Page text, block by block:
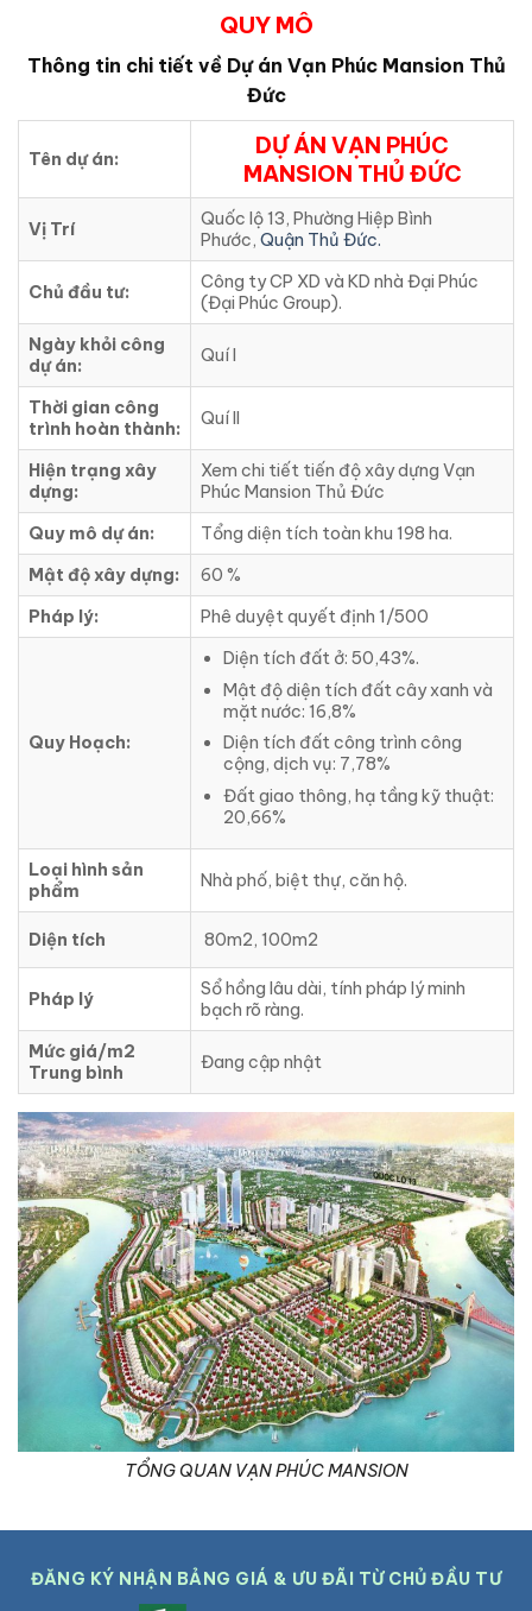
QUY MÔ
Thông tin chi tiết về Dự án Vạn Phúc Mansion Thủ
Đức
Tên dự án:
DỰ ÁN VẠN PHÚC
MANSION THỦ ĐỨC
Vị Trí
Quốc lộ 13, Phường Hiệp Bình
Phước, Quận Thủ Đức.
Chủ đầu tư:
Công ty CP XD và KD nhà Đại Phúc
(Đại Phúc Group).
Ngày khỏi công
dự án:
Quí I
Thời gian công
trình hoàn thành:
Quí II
Hiện trạng xây
dựng:
Xem chi tiết tiến độ xây dựng Vạn
Phúc Mansion Thủ Đức
Quy mô dự án:
Tổng diện tích toàn khu 198 ha.
Mật độ xây dựng:
60 %
Pháp lý:
Phê duyệt quyết định 1/500
Quy Hoạch:
Diện tích đất ở: 50,43%.
Mật độ diện tích đất cây xanh và
mặt nước: 16,8%
Diện tích đất công trình công
cộng, dịch vụ: 7,78%
Đất giao thông, hạ tầng kỹ thuật:
20,66%
Loại hình sản
phẩm
Nhà phố, biệt thự, căn hộ.
Diện tích 80m2, 100m2
Pháp lý
Sổ hồng lâu dài, tính pháp lý minh
bạch rõ ràng.
Mức giá/m2
Trung bình
Đang cập nhật
TỔNG QUAN VẠN PHÚC MANSION
ĐĂNG KÝ NHẬN BẢNG GIÁ & ƯU ĐÃI TỪ CHỦ ĐẦU TƯ